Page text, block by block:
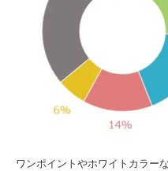
ワンポイントやホワイトカラー